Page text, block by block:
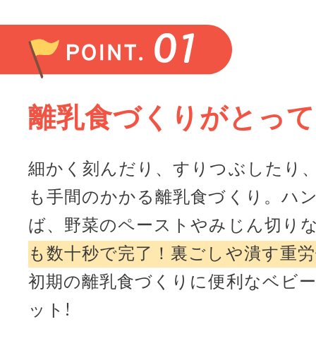
離乳食づくりがとっ
細かく刻んだり、すりつぶしたり
も手間のかかる離乳食づくり。ハ
ば、野菜のペーストやみじん切り
も数十秒で完了！裏ごしや潰す重
初期の離乳食づくりに便利なベビ
ット!